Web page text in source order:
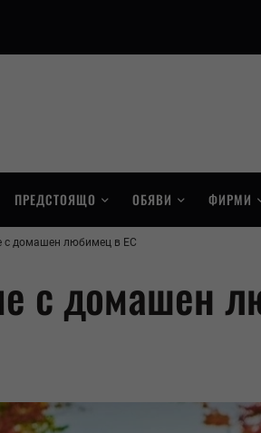
ПРЕДСТОЯЩО ОБЯВИ ФИРМИ
с домашен любимец в ЕС
с домашен